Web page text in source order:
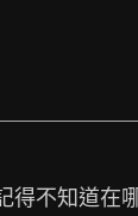
得不知道在